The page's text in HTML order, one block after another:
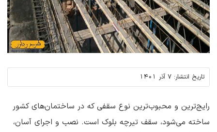
تاریخ انتشار: 7 آذر 1401
رایج‌ترین و محبوب‌ترین نوع سقفی که در ساختمان‌های کشور
ساخته می‌شود، سقف تیرچه بلوک است. نصب و اجرای آسان،